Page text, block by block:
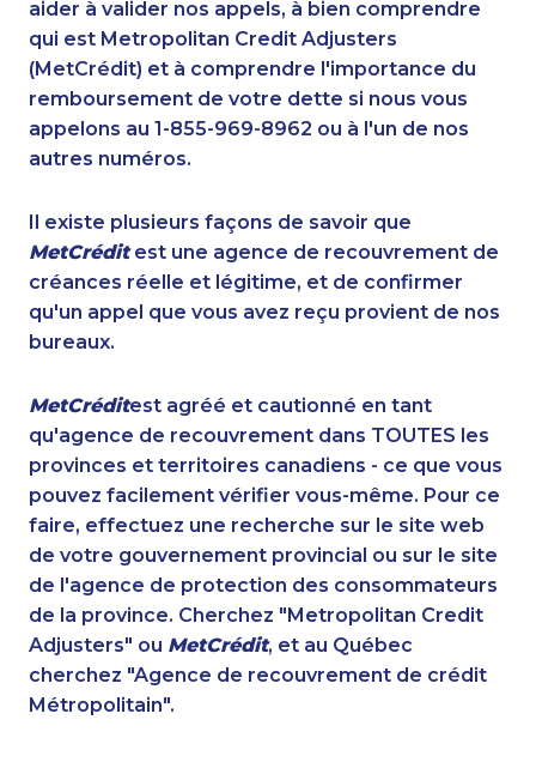
aider à valider nos appels, à bien comprendre
qui est Metropolitan Credit Adjusters
(MetCrédit) et à comprendre l'importance du
remboursement de votre dette si nous vous
appelons au 1-855-969-8962 ou à l'un de nos
autres numéros.
Il existe plusieurs façons de savoir que
MetCréditest une agence de recouvrement de
créances réelle et légitime, et de confirmer
qu'un appel que vous avez reçu provient de nos
bureaux.
MetCréditest agréé et cautionné en tant
qu'agence de recouvrement dans TOUTES les
provinces et territoires canadiens - ce que vous
pouvez facilement vérifier vous-même. Pour ce
faire, effectuez une recherche sur le site web
de votre gouvernement provincial ou sur le site
de l'agence de protection des consommateurs
de la province. Cherchez "Metropolitan Credit
Adjusters" ou MetCrédit, et au Québec
cherchez "Agence de recouvrement de crédit
Métropolitain".